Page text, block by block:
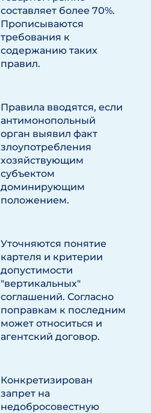
составляет более 70%.
Прописываются
требования к
содержанию таких
правил.
Правила вводятся, если
антимонопольный
орган выявил факт
злоупотребления
хозяйствующим
субъектом
доминирующим
положением.
Уточняются понятие
картеля и критерии
допустимости
"вертикальных"
соглашений. Согласно
поправкам к последним
может относиться и
агентский договор.
Конкретизирован
запрет на
недобросовестную